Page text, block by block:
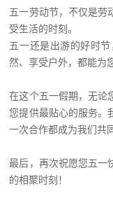
五一劳动节，不仅是劳
受生活的时刻。
五一还是出游的好时
然、享受户外，都能为
在这个五一假期，无论
您提供最贴心的服务。
一次合作都成为我们共
最后，再次祝愿您五一
的相聚时刻！